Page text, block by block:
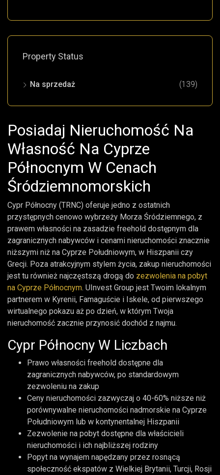
Property Status
Na sprzedaż (139)
Posiadaj Nieruchomość Na
Własność Na Cyprze
Północnym W Cenach
Śródziemnomorskich
Cypr Północny (TRNC) oferuje jedno z ostatnich
przystępnych cenowo wybrzeży Morza Śródziemnego, z
prawem własności na zasadzie freehold dostępnym dla
zagranicznych nabywców i cenami nieruchomości znacznie
niższymi niż na Cyprze Południowym, w Hiszpanii czy
Grecji. Poza atrakcyjnym stylem życia, zakup nieruchomości
jest tu również najczęstszą drogą do zezwolenia na pobyt
na Cyprze Północnym. UInvest Group jest Twoim lokalnym
partnerem w Kyrenii, Famaguście i Iskele, od pierwszego
wirtualnego pokazu aż po dzień, w którym Twoja
nieruchomość zacznie przynosić dochód z najmu.
Cypr Północny W Liczbach
Prawo własności freehold dostępne dla
zagranicznych nabywców, po standardowym
zezwoleniu na zakup
Ceny nieruchomości zazwyczaj o 40-60% niższe niż
porównywalne nieruchomości nadmorskie na Cyprze
Południowym lub w kontynentalnej Hiszpanii
Zezwolenie na pobyt dostępne dla właścicieli
nieruchomości i ich najbliższej rodziny
Popyt na wynajem napędzany przez rosnącą
społeczność ekspatów z Wielkiej Brytanii, Turcji, Rosji